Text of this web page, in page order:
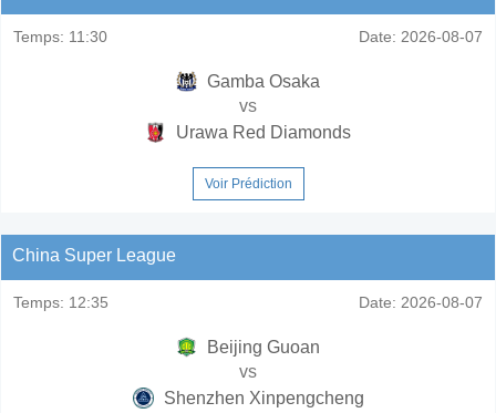
Temps: 11:30 Date: 2026-08-07
Gamba Osaka
vs
Urawa Red Diamonds
Voir Prédiction
China Super League
Temps: 12:35 Date: 2026-08-07
Beijing Guoan
vs
Shenzhen Xinpengcheng